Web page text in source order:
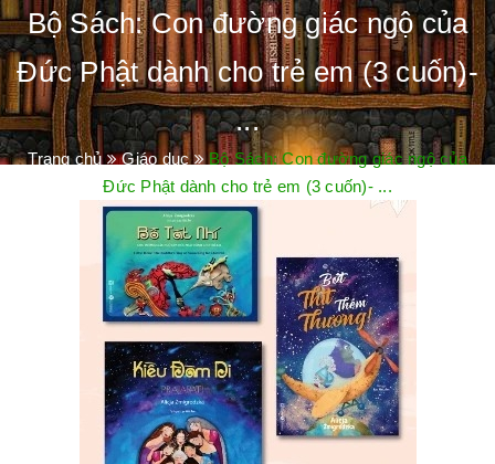
Bộ Sách: Con đường giác ngộ của
Đức Phật dành cho trẻ em (3 cuốn)-
...
Trang chủ Giáo dục
Bộ Sách: Con đường giác ngộ của
Đức Phật dành cho trẻ em (3 cuốn)- ...